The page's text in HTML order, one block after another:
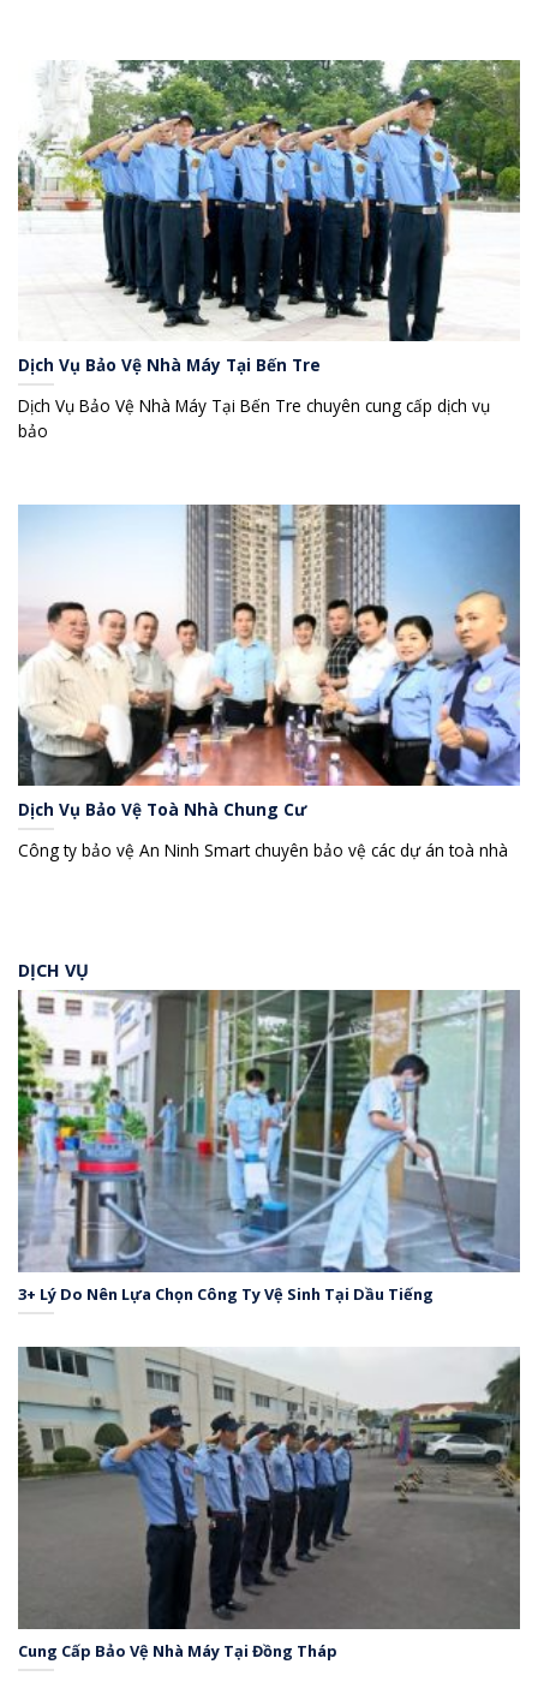
Dịch Vụ Bảo Vệ Nhà Máy Tại Bến Tre
Dịch Vụ Bảo Vệ Nhà Máy Tại Bến Tre chuyên cung cấp dịch vụ
bảo
Dịch Vụ Bảo Vệ Toà Nhà Chung Cư
Công ty bảo vệ An Ninh Smart chuyên bảo vệ các dự án toà nhà
DỊCH VỤ
3+ Lý Do Nên Lựa Chọn Công Ty Vệ Sinh Tại Dầu Tiếng
Cung Cấp Bảo Vệ Nhà Máy Tại Đồng Tháp